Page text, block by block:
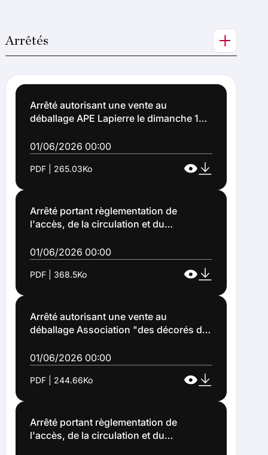
Arrêtés
Arrêté autorisant une vente au
déballage APE Lapierre le dimanche 14
Lens (Arrêté n°2026-1017)
01/06/2026 00:00
PDF | 265.03Ko
Arrêté portant règlementation de
l'accès, de la circulation et du
l'occasion d'une vente au déballage
dénommée "marché aux puces"
organisée par l'APE Lapierre, parking P9
01/06/2026 00:00
PDF | 368.5Ko
Arrêté autorisant une vente au
déballage Association "des décorés de
cité du 4 de Lens" dimanche 28 juin
parking du stade Léo Lagrange à Lens
(Arrêté n°2026-1020)
01/06/2026 00:00
PDF | 244.66Ko
Arrêté portant règlementation de
l'accès, de la circulation et du